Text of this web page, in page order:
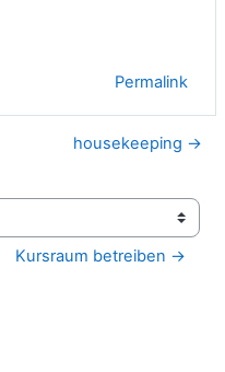
Permalink
housekeeping →
Kursraum betreiben →